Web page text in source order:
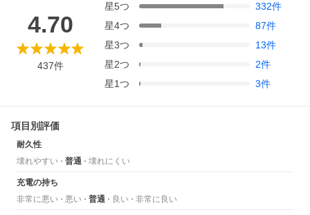
4.70
437件
星5つ 332件
星4つ 87件
星3つ 13件
星2つ 2件
星1つ 3件
項目別評価
耐久性
壊れやすい
普通 壊れにくい
充電の持ち
非常に悪い
悪い 普通 良い 非常に良い